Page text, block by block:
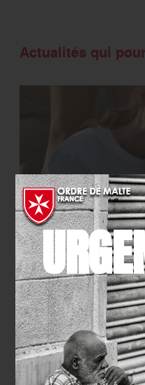
Actualités qui
SOLIDARITÉ -
Camp des
fraternité
EN